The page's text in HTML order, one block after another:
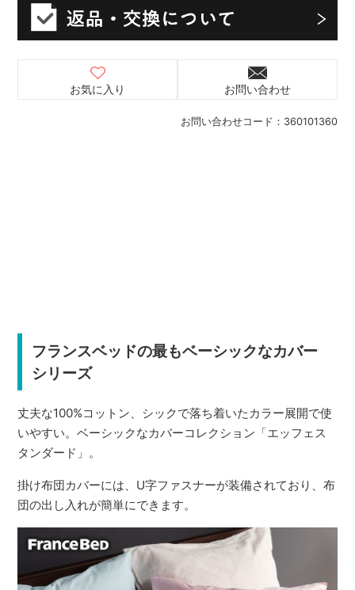
お問い合わせコード： 360101360
お気に入り お問い合わせ
フランスベッドの最もベーシックなカバー
シリーズ
丈夫な100%コットン、シックで落ち着いたカラー展開で使
いやすい。ベーシックなカバーコレクション「エッフェス
タンダード」。
掛け布団カバーには、U字ファスナーが装備されており、布
団の出し入れが簡単にできます。